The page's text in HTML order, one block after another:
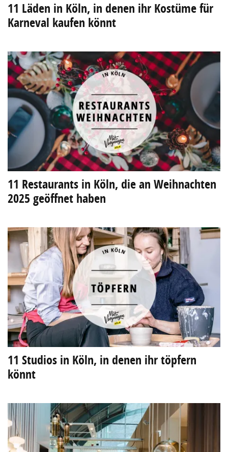
11 Läden in Köln, in denen ihr Kostüme für
Karneval kaufen könnt
11 Restaurants in Köln, die an Weihnachten
2025 geöffnet haben
11 Studios in Köln, in denen ihr töpfern
könnt